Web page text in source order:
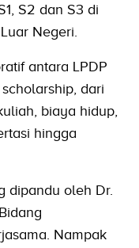
S2 dan S3 di
Negeri.
antara LPDP
dari
biaya hidup,
hingga
dipandu oleh Dr.
Nampak